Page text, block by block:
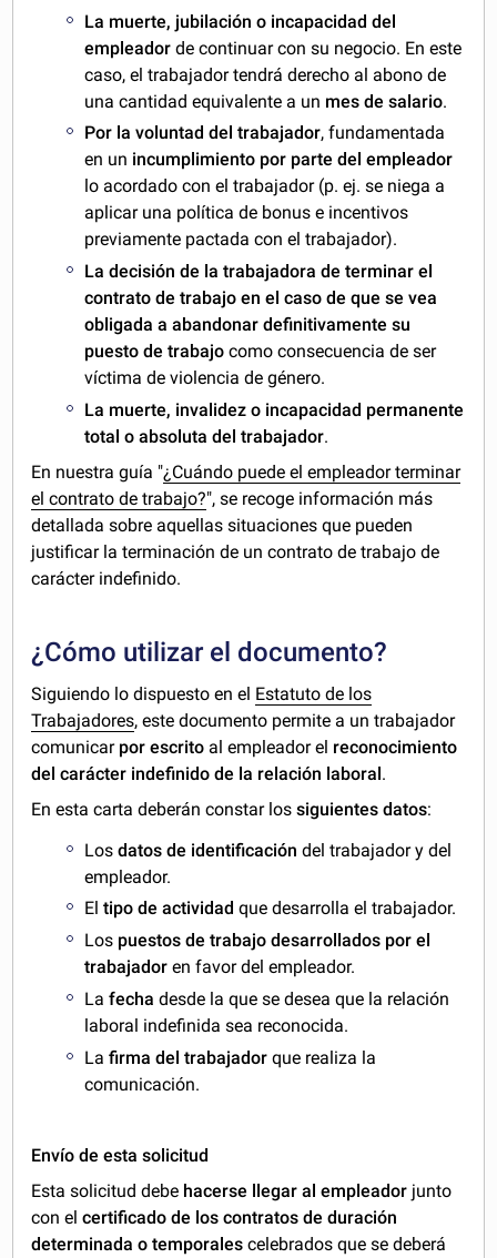
La muerte, jubilación o incapacidad del
empleadorde continuar con su negocio. En este
caso, el trabajador tendrá derecho al abono de
una cantidad equivalente a un mes de salario.
Por la voluntad del trabajador, fundamentada
en un incumplimiento por parte del empleador
lo acordado con el trabajador (p. ej. se niega a
aplicar una política de bonus e incentivos
previamente pactada con el trabajador).
La decisión de la trabajadora de terminar el
contrato de trabajo en el caso de que se vea
obligada a abandonar definitivamente su
puesto de trabajo como consecuencia de ser
víctima de violencia de género.
La muerte, invalidez o incapacidad permanente
total o absoluta del trabajador.
En nuestra guía "¿Cuándo puede el empleador terminar
el contrato de trabajo?", se recoge información más
detallada sobre aquellas situaciones que pueden
justificar la terminación de un contrato de trabajo de
carácter indefinido.
¿Cómo utilizar el documento?
Siguiendo lo dispuesto en el Estatuto de los
Trabajadores, este documento permite a un trabajador
comunicar por escrito al empleador el reconocimiento
del carácter indefinido de la relación laboral.
En esta carta deberán constar lossiguientes datos:
Losdatos de identificación del trabajador y del
empleador.
Eltipo de actividad que desarrolla el trabajador.
Los puestos de trabajo desarrollados por el
trabajador en favor del empleador.
Lafecha desde la que se desea que la relación
laboral indefinida sea reconocida.
La firma del trabajadorque realiza la
comunicación.
Envío de esta solicitud
Esta solicitud debe hacerse llegar al empleador junto
con el certificado de los contratos de duración
determinada o temporales celebrados que se deberá